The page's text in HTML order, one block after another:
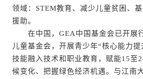
领域：STEM教育、减少儿童贫困、
援助。
在中国，GEA中国基金会已开展
儿童基金会，开展青少年“核心能力
技能融入技术和职业教育，赋能15至
候变化、把握绿色经济机遇。与江南